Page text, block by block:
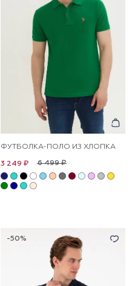
ФУТБОЛКА-ПОЛО ИЗ ХЛОПКА
6 499 ₽
3 249 ₽
-50%